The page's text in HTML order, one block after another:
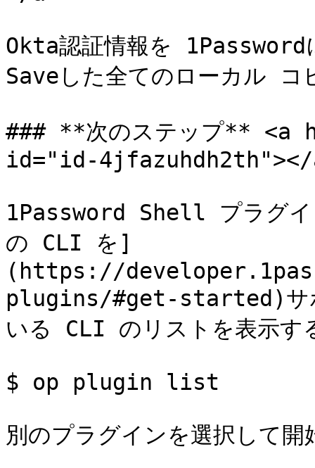
Okta認証情報を 1Password
Saveした全てのローカル コ
### **次のステップ**
id="id-4jfazuhdh2th"></
1Password Shell プラグイ
の CLI を]
(https://
plugins/#get-started)サポ
いる CLI のリストを表示す
$ op plugin list
別のプラグインを選択して